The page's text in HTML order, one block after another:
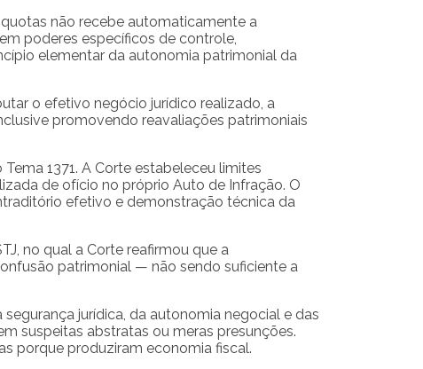
não recebe automaticamente a
poderes específicos de controle,
elementar da autonomia patrimonial da
o efetivo negócio jurídico realizado, a
promovendo reavaliações patrimoniais
1371. A Corte estabeleceu limites
de ofício no próprio Auto de Infração. O
efetivo e demonstração técnica da
no qual a Corte reafirmou que a
patrimonial — não sendo suficiente a
jurídica, da autonomia negocial e das
suspeitas abstratas ou meras presunções.
porque produziram economia fiscal.